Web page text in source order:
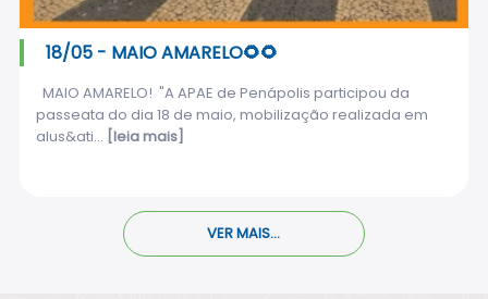
18/05 - MAIO AMARELO🌻🌻
MAIO AMARELO! "A APAE de Penápolis participou da
passeata do dia 18 de maio, mobilização realizada em
alus&ati... [leia mais]
VER MAIS...